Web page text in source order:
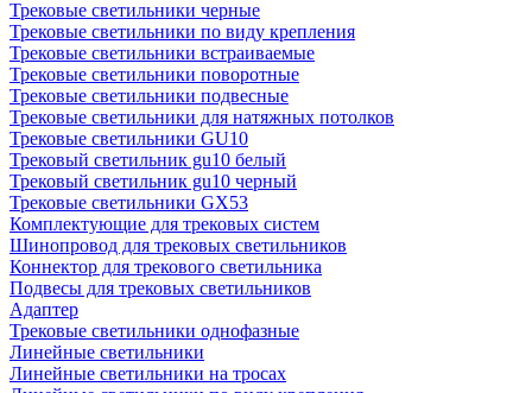
Трековые светильники черные
Трековые светильники по виду крепления
Трековые светильники встраиваемые
Трековые светильники поворотные
Трековые светильники подвесные
Трековые светильники для натяжных потолков
Трековые светильники GU10
Трековый светильник gu10 белый
Трековый светильник gu10 черный
Трековые светильники GX53
Комплектующие для трековых систем
Шинопровод для трековых светильников
Коннектор для трекового светильника
Подвесы для трековых светильников
Адаптер
Трековые светильники однофазные
Линейные светильники
Линейные светильники на тросах